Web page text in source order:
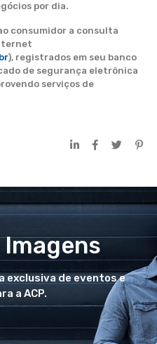
por dia.
consumidor a consulta
), registrados em seu banco
de segurança eletrônica
serviços de
exclusiva de eventos e
a ACP.